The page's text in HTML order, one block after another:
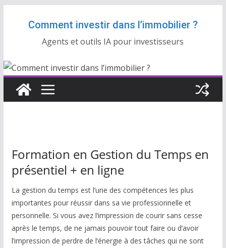
Comment investir dans l’immobilier ?
Agents et outils IA pour investisseurs
Formation en Gestion du Temps en
présentiel + en ligne
La gestion du temps est l’une des compétences les plus
importantes pour réussir dans sa vie professionnelle et
personnelle. Si vous avez l’impression de courir sans cesse
après le temps, de ne jamais pouvoir tout faire ou d’avoir
l’impression de perdre de l’énergie à des tâches qui ne sont